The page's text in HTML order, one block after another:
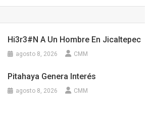
Hi3r3#n A Un Hombre En Jicaltepec
agosto 8, 2026 CMM
Pitahaya Genera Interés
agosto 8, 2026 CMM